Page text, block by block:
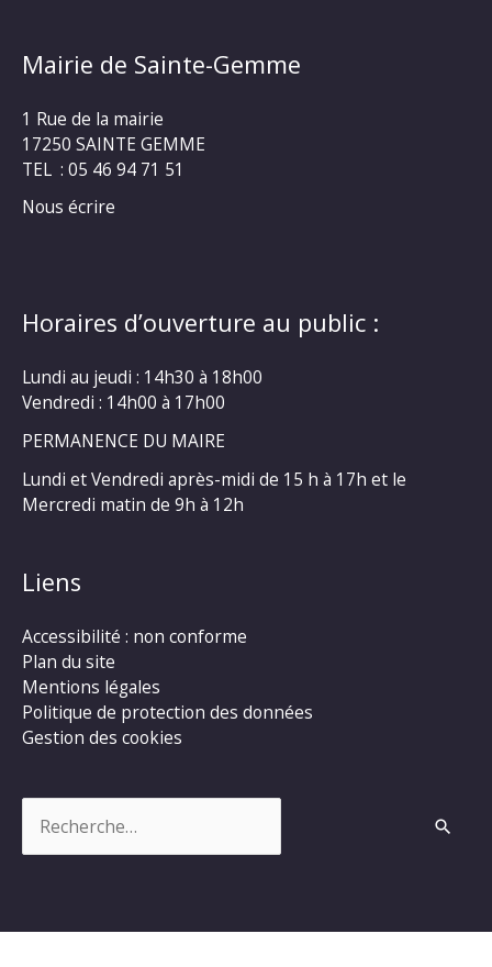
Mairie de Sainte-Gemme
1 Rue de la mairie
17250 SAINTE GEMME
TEL : 05 46 94 71 51
Nous écrire
Horaires d’ouverture au public :
Lundi au jeudi : 14h30 à 18h00
Vendredi : 14h00 à 17h00
PERMANENCE DU MAIRE
Lundi et Vendredi après-midi de 15 h à 17h et le
Mercredi matin de 9h à 12h
Liens
Accessibilité : non conforme
Plan du site
Mentions légales
Politique de protection des données
Gestion des cookies